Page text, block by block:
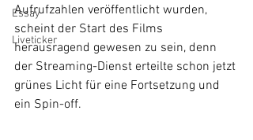
Essay
Liveticker
Aufrufzahlen veröffentlicht wurden,
scheint der Start des Films
herausragend gewesen zu sein, denn
der Streaming-Dienst erteilte schon jetzt
grünes Licht für eine Fortsetzung und
ein Spin-off.